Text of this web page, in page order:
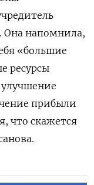
Она напомнила,
«большие
ресурсы
прибыли
что скажется